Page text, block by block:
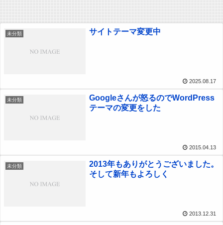
未分類 サイトテーマ変更中
2025.08.17
未分類
Googleさんが怒るのでWordPress
テーマの変更をした
2015.04.13
未分類
2013年もありがとうございました。
そして新年もよろしく
2013.12.31